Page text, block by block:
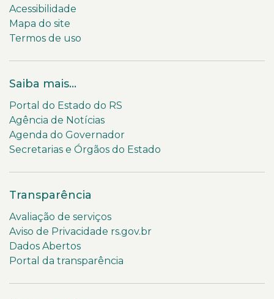
Acessibilidade
Mapa do site
Termos de uso
Saiba mais...
Portal do Estado do RS
Agência de Notícias
Agenda do Governador
Secretarias e Órgãos do Estado
Transparência
Avaliação de serviços
Aviso de Privacidade rs.gov.br
Dados Abertos
Portal da transparência